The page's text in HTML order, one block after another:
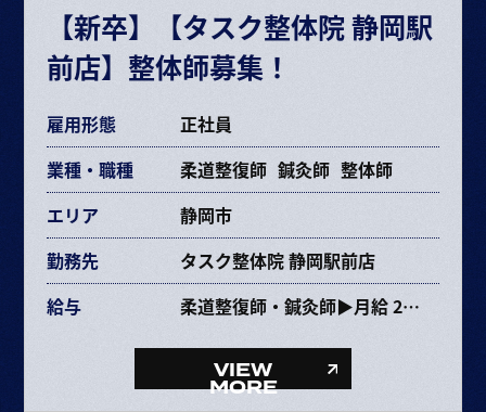
交通費規定支給
各種手当あり
【新卒】【タスク整体院 静岡駅
前店】整体師募集！
雇用形態
正社員
業種・職種
柔道整復師 鍼灸師 整体師
エリア
静岡市
勤務先
タスク整体院 静岡駅前店
給与
柔道整復師・鍼灸師▶月給 237,353円〜463,670円
・基本給 193,072～385,264円
・固定残業代 34,281円～68,406円（25時間）
VIEW
MORE